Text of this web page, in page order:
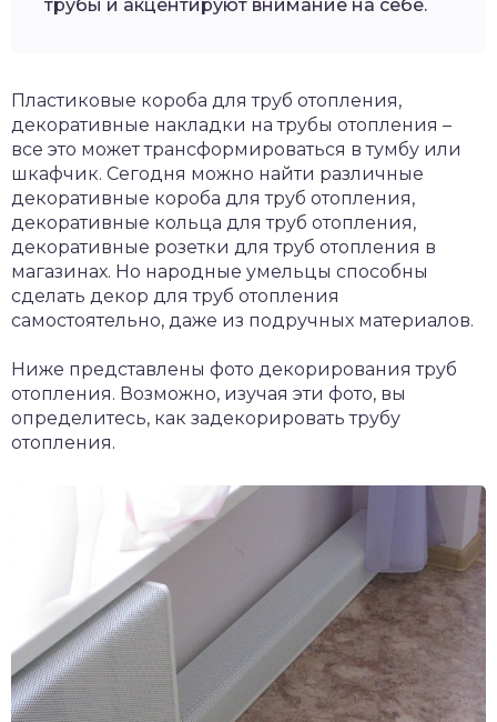
трубы и акцентируют внимание на себе.
Пластиковые короба для труб отопления,
декоративные накладки на трубы отопления –
все это может трансформироваться в тумбу или
шкафчик. Сегодня можно найти различные
декоративные короба для труб отопления,
декоративные кольца для труб отопления,
декоративные розетки для труб отопления в
магазинах. Но народные умельцы способны
сделать декор для труб отопления
самостоятельно, даже из подручных материалов.
Ниже представлены фото декорирования труб
отопления. Возможно, изучая эти фото, вы
определитесь, как задекорировать трубу
отопления.